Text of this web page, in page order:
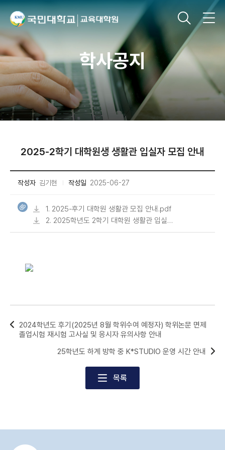
학사공지
2025-2학기 대학원생 생활관 입실자 모집 안내
작성자 김기현 작성일 2025-06-27
1. 2025-후기 대학원 생활관 모집 안내.pdf
2. 2025학년도 2학기 대학원 생활관 입실
2024학년도 후기(2025년 8월 학위수여 예정자) 학위논문 면제
졸업시험 재시험 고사실 및 응시자 유의사항 안내
목록
25학년도 하계 방학 중 K*STUDIO 운영 시간 안내